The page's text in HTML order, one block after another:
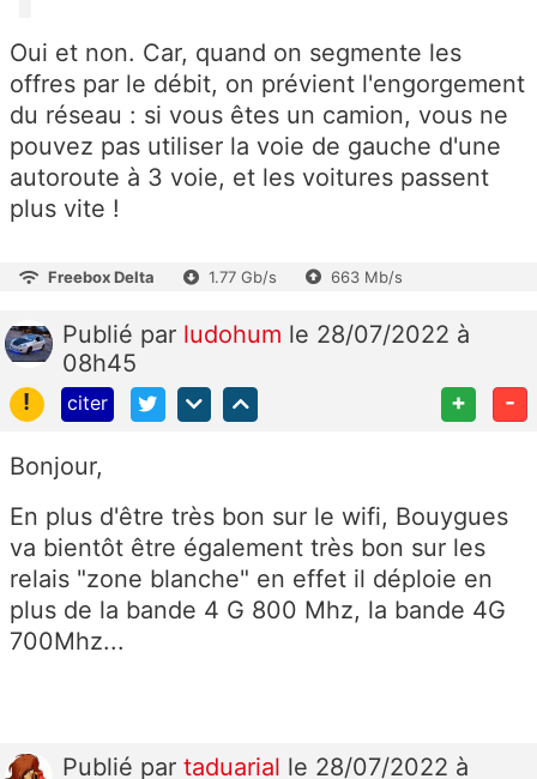
Oui et non. Car, quand on segmente les
offres par le débit, on prévient l'engorgement
du réseau : si vous êtes un camion, vous ne
pouvez pas utiliser la voie de gauche d'une
autoroute à 3 voie, et les voitures passent
plus vite !
Freebox Delta 1.77 Gb/s 663 Mb/s
Publié par ludohum le 28/07/2022 à
08h45
!
citer + -
Bonjour,
En plus d'être très bon sur le wifi, Bouygues
va bientôt être également très bon sur les
relais "zone blanche" en effet il déploie en
plus de la bande 4 G 800 Mhz, la bande 4G
700Mhz...
Publié par taduarial le 28/07/2022 à